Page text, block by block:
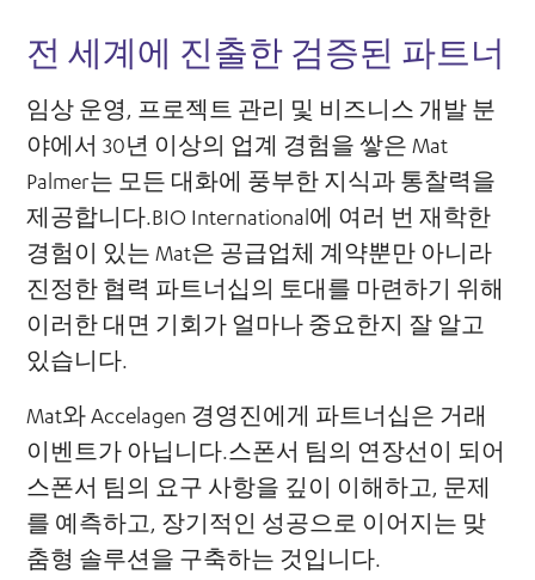
전 세계에 진출한 검증된 파트너
임상 운영, 프로젝트 관리 및 비즈니스 개발 분
야에서 30년 이상의 업계 경험을 쌓은 Mat
Palmer는 모든 대화에 풍부한 지식과 통찰력을
제공합니다.BIO International에 여러 번 재학한
경험이 있는 Mat은 공급업체 계약뿐만 아니라
진정한 협력 파트너십의 토대를 마련하기 위해
이러한 대면 기회가 얼마나 중요한지 잘 알고
있습니다.
Mat와 Accelagen 경영진에게 파트너십은 거래
이벤트가 아닙니다.스폰서 팀의 연장선이 되어
스폰서 팀의 요구 사항을 깊이 이해하고, 문제
를 예측하고, 장기적인 성공으로 이어지는 맞
춤형 솔루션을 구축하는 것입니다.